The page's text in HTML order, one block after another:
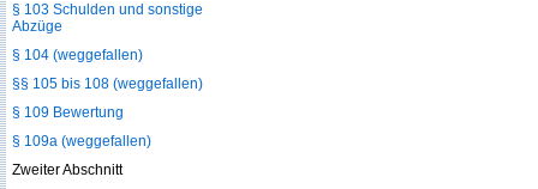
§ 103 Schulden und sonstige
Abzüge
§ 104 (weggefallen)
§§ 105 bis 108 (weggefallen)
§ 109 Bewertung
§ 109a (weggefallen)
Zweiter Abschnitt